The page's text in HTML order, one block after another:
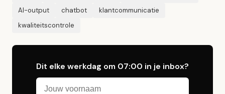
AI-output
chatbot
klantcommunicatie
kwaliteitscontrole
Dit elke werkdag om 07:00 in je inbox?
Voornaam
E-mailadres